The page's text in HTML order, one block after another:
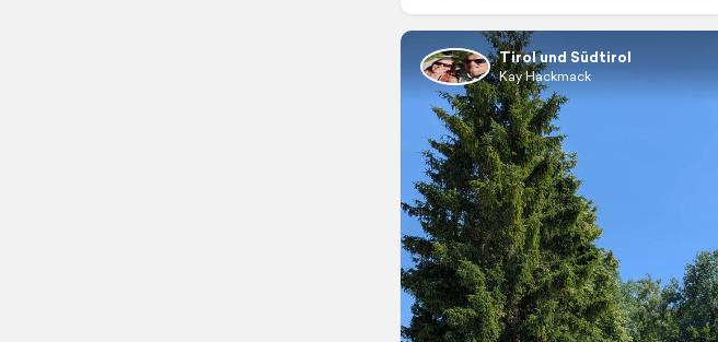
Tirol und Südtirol
Kay Hackmack